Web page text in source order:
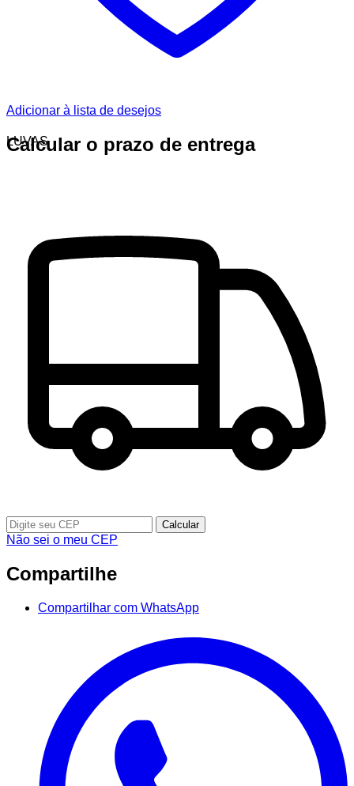
LUVAS
Adicionar à lista de desejos
Calcular o prazo de entrega
Calcular
Não sei o meu CEP
Compartilhe
Compartilhar com WhatsApp